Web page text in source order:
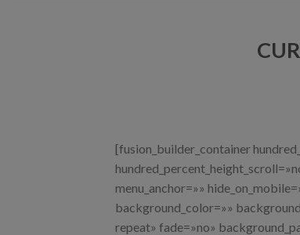
[fusion_builder_container
menu_anchor=»»
background_color=»»
repeat» fade=»no»